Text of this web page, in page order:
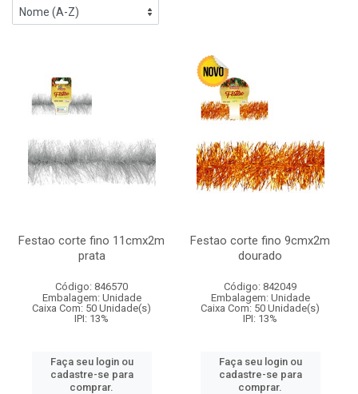
Festao corte fino 11cmx2m
prata
Código: 846570
Embalagem: Unidade
Caixa Com: 50 Unidade(s)
IPI: 13%
Faça seu login ou
cadastre-se para
comprar.
Festao corte fino 9cmx2m
dourado
Código: 842049
Embalagem: Unidade
Caixa Com: 50 Unidade(s)
IPI: 13%
Faça seu login ou
cadastre-se para
comprar.